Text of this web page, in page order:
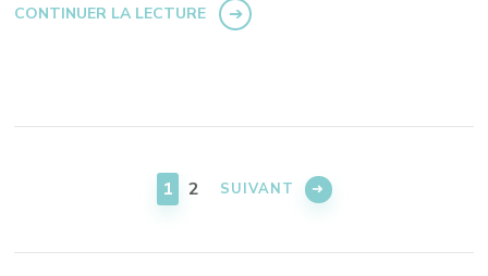
CONTINUER LA LECTURE
PAGE
1 PAGE
2 SUIVANT